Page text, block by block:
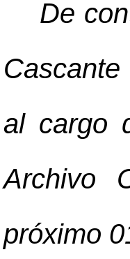
De
al cargo
Archivo
próximo